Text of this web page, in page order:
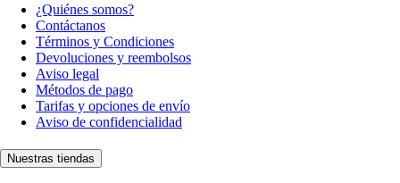
¿Quiénes somos?
Contáctanos
Términos y Condiciones
Devoluciones y reembolsos
Aviso legal
Métodos de pago
Tarifas y opciones de envío
Aviso de confidencialidad
Nuestras tiendas